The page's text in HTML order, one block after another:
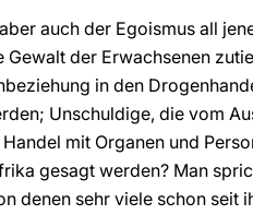
auch der Egoismus all
der Erwachsenen
in den
Unschuldige, die vom
mit Organen und
gesagt werden? Man
denen sehr viele schon